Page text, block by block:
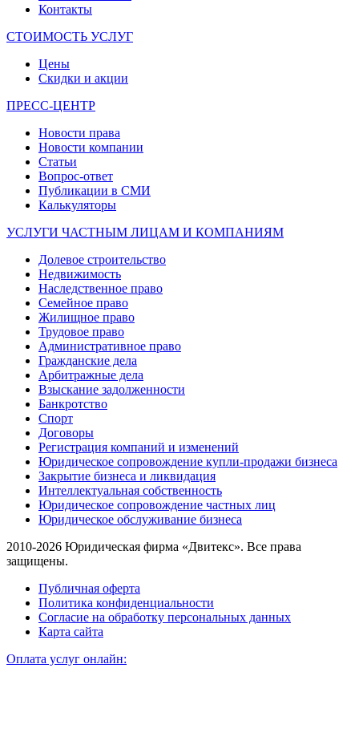
Контакты
СТОИМОСТЬ УСЛУГ
Цены
Скидки и акции
ПРЕСС-ЦЕНТР
Новости права
Новости компании
Статьи
Вопрос-ответ
Публикации в СМИ
Калькуляторы
УСЛУГИ ЧАСТНЫМ ЛИЦАМ И КОМПАНИЯМ
Долевое строительство
Недвижимость
Наследственное право
Семейное право
Жилищное право
Трудовое право
Административное право
Гражданские дела
Арбитражные дела
Взыскание задолженности
Банкротство
Спорт
Договоры
Регистрация компаний и изменений
Юридическое сопровождение купли-продажи бизнеса
Закрытие бизнеса и ликвидация
Интеллектуальная собственность
Юридическое сопровождение частных лиц
Юридическое обслуживание бизнеса
2010-2026 Юридическая фирма «Двитекс». Все права
защищены.
Публичная оферта
Политика конфиденциальности
Согласие на обработку персональных данных
Карта сайта
Оплата услуг онлайн: